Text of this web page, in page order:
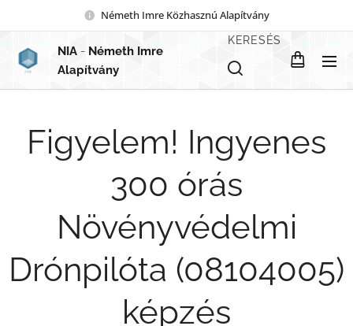
Németh Imre Közhasznú Alapítvány
NIA - Németh Imre
Alapítvány
KERESÉS
Figyelem! Ingyenes
300 órás
Növényvédelmi
Drónpilóta (08104005)
képzés